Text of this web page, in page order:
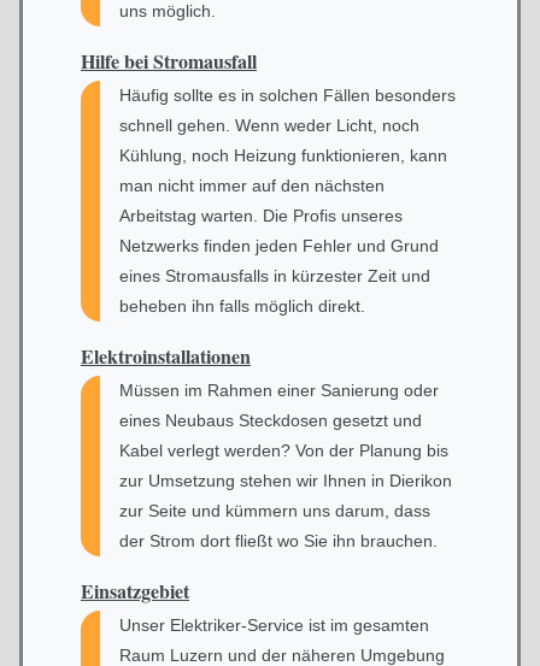
uns möglich.
Hilfe beiStromausfall
Häufig sollte es in solchen Fällen besonders
schnell gehen. Wenn weder Licht, noch
Kühlung, noch Heizung funktionieren, kann
man nicht immer auf den nächsten
Arbeitstag warten. Die Profis unseres
Netzwerks finden jeden Fehler und Grund
eines Stromausfalls in kürzester Zeit und
beheben ihn falls möglich direkt.
Elektroinstallationen
Müssen im Rahmen einer Sanierung oder
eines Neubaus Steckdosen gesetzt und
Kabel verlegt werden? Von der Planung bis
zur Umsetzung stehen wir Ihnen in Dierikon
zur Seite und kümmern uns darum, dass
der Strom dort fließt wo Sie ihn brauchen.
Einsatzgebiet
Unser Elektriker-Service ist im gesamten
Raum Luzern und der näheren Umgebung